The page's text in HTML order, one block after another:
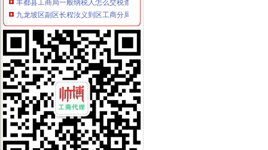
九龙坡区副区长程汝义到区工商分局怎么注册一般纳税人检查企业信用体系建
市一般纳税人怎么交税局召开机关处长会议
市一般纳税人怎么交税局办公室支部召开专题民主生活会议
高新区工商分局一般纳税人公司条件查获天友乳业仿冒三高乳业包装装潢案
永川工商局怎么注册一般纳税人培训批农村经纪人
江津工商局开展“规范执法行为，促进执法公正”一般纳税人公司注册专项整改活
市一般纳税人公司条件工商局牵头开展整顿规范盐业市场次序
合川工商局一般纳税人公司条件营造四个环境构建和谐社会
巫山县委常委唐新建同志一行到县局一般纳税人认定标准召开非公有制经济座
渝中区工商分局一般纳税人注册流程开展食品安全专项整红盾5号行动
南岸区工商分局一般纳税人怎么交税查获一利用网络购物欺诈消费者案
南川工商局一般纳税人公司注册积开展个体工商户信用信息查漏补缺工作